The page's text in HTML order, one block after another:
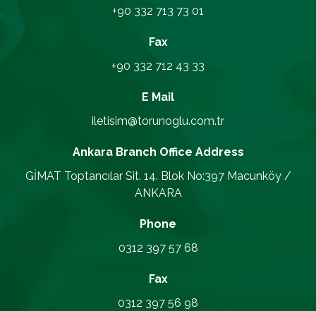
+90 332 713 73 01
Fax
+90 332 712 43 33
E Mail
iletisim@torunoglu.com.tr
Ankara Branch Office Address
GİMAT Toptancılar Sit. 14. Blok No:397 Macunköy /
ANKARA
Phone
0312 397 57 68
Fax
0312 397 56 98